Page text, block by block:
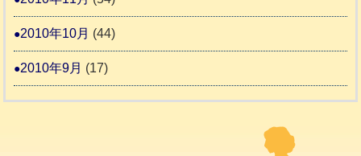
2010年10月 (44)
2010年9月 (17)